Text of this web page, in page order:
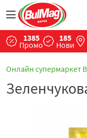
1385
Промо
185
Нови
Онлайн супермаркет